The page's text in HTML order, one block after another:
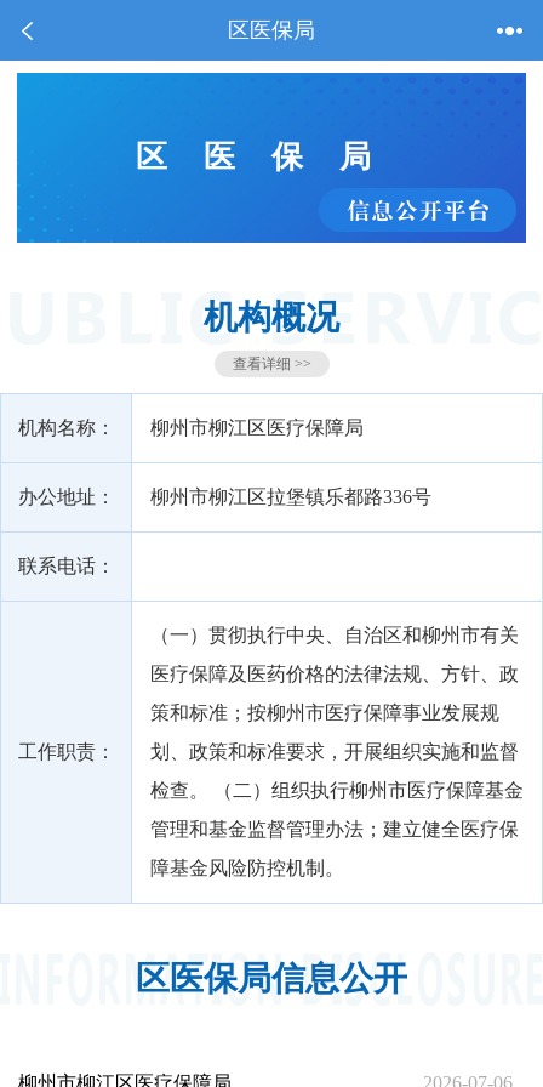
区医保局
区医保局
机构概况
查看详细 >>
机构名称： 柳州市柳江区医疗保障局
办公地址： 柳州市柳江区拉堡镇乐都路336号
联系电话：
工作职责：
（一）贯彻执行中央、自治区和柳州市有关
医疗保障及医药价格的法律法规、方针、政
策和标准；按柳州市医疗保障事业发展规
划、政策和标准要求，开展组织实施和监督
检查。 （二）组织执行柳州市医疗保障基金
管理和基金监督管理办法；建立健全医疗保
障基金风险防控机制。
区医保局信息公开
柳州市柳江区医疗保障局 2026-07-06